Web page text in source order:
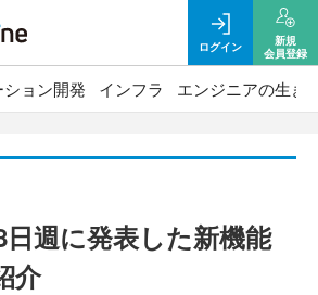
ログイン
新規
会員登録
ョン開発 インフラ エンジニアの生き
週に発表した新機能
介